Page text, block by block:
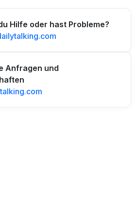
Hilfe oder hast Probleme?
Anfragen und